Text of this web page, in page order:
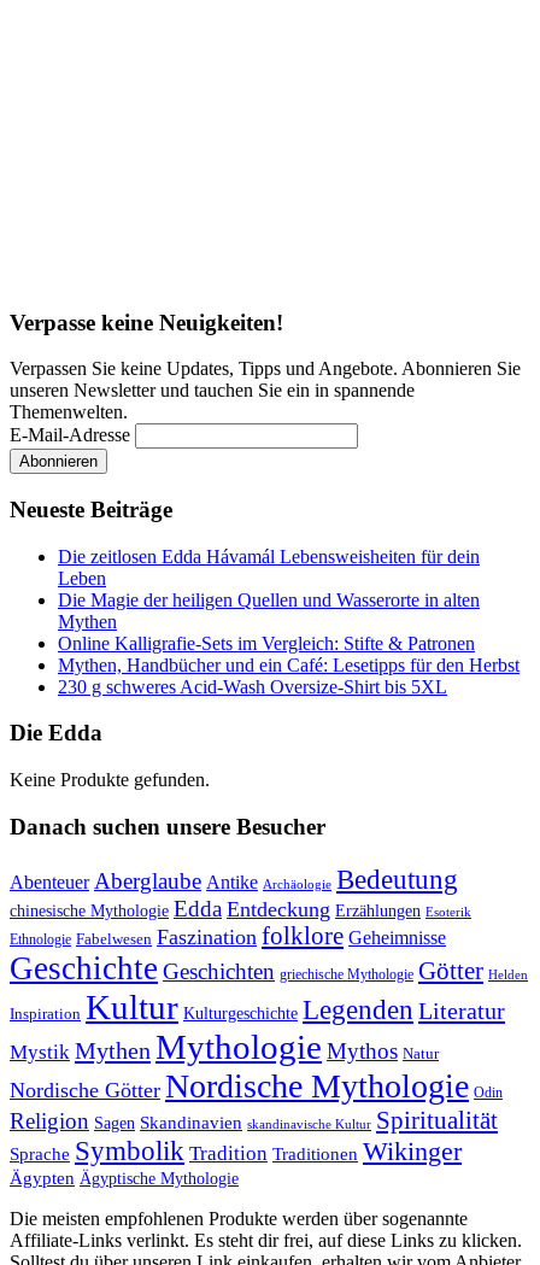
Verpasse keine Neuigkeiten!
Verpassen Sie keine Updates, Tipps und Angebote. Abonnieren Sie
unseren Newsletter und tauchen Sie ein in spannende
Themenwelten.
E-Mail-Adresse
Neueste Beiträge
Die zeitlosen Edda Hávamál Lebensweisheiten für dein
Leben
Die Magie der heiligen Quellen und Wasserorte in alten
Mythen
Online Kalligrafie‑Sets im Vergleich: Stifte & Patronen
Mythen, Handbücher und ein Café: Lesetipps für den Herbst
230 g schweres Acid-Wash Oversize-Shirt bis 5XL
Die Edda
Keine Produkte gefunden.
Danach suchen unsere Besucher
Abenteuer Aberglaube Antike Archäologie Bedeutung
chinesische Mythologie Edda Entdeckung Erzählungen Esoterik
Ethnologie Fabelwesen Faszination folklore Geheimnisse
Geschichte Geschichten griechische Mythologie Götter Helden
Inspiration Kultur Kulturgeschichte Legenden Literatur
Mystik Mythen Mythologie Mythos Natur
Nordische Götter Nordische Mythologie Odin
Religion Sagen Skandinavien skandinavische Kultur Spiritualität
Sprache Symbolik Tradition Traditionen Wikinger
Ägypten Ägyptische Mythologie
Die meisten empfohlenen Produkte werden über sogenannte
Affiliate-Links verlinkt. Es steht dir frei, auf diese Links zu klicken.